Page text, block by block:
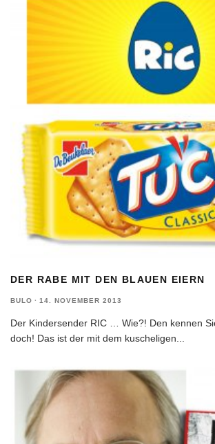
DER RABE MIT DEN BLAUEN EIERN
BULO · 14. NOVEMBER 2013
Der Kindersender RIC … Wie?! Den kennen
doch! Das ist der mit dem kuscheligen...